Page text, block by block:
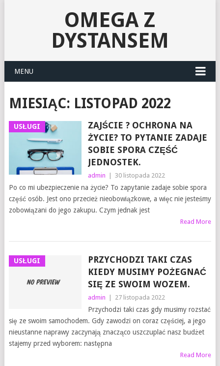
OMEGA Z
DYSTANSEM
MENU
MIESIĄC: LISTOPAD 2022
USŁUGI
ZAJŚCIE ? OCHRONA NA
ŻYCIE? TO PYTANIE ZADAJE
SOBIE SPORA CZĘŚĆ
JEDNOSTEK.
admin 30 listopada 2022
Po co mi ubezpieczenie na życie? To zapytanie zadaje sobie spora
część osób. Jest ono przecież nieobowiązkowe, a więc nie jesteśmy
zobowiązani do jego zakupu. Czym jednak jest
Read More
USŁUGI
PRZYCHODZI TAKI CZAS
KIEDY MUSIMY POŻEGNAĆ
SIĘ ZE SWOIM WOZEM.
admin 27 listopada 2022
Przychodzi taki czas gdy musimy rozstać
się ze swoim samochodem. Gdy zawodzi on coraz częściej, a jego
nieustanne naprawy zaczynają znacząco uszczuplać nasz budżet
stajemy przed wyborem: następna
Read More